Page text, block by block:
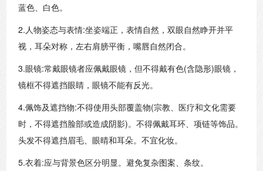
蓝色、白色。
2. 人物姿态与表情:坐姿端正，表情自然，双眼自然睁开并平
视，耳朵对称，左右肩膀平衡，嘴唇自然闭合。
3.眼镜:常戴眼镜者应佩戴眼镜，但不得戴有色(含隐形)眼镜，
镜框不得遮挡眼睛，眼镜不能有反光。
4.佩饰及遮挡物:不得使用头部覆盖物(宗教、医疗和文化需要
时，不得遮挡脸部或造成阴影)。不得佩戴耳环、项链等饰品。
头发不得遮挡眉毛、眼晴和耳朵。不宜化妆。
5.衣着:应与背景色区分明显。避免复杂图案、条纹。